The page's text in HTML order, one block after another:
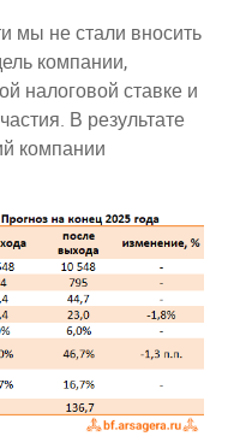
мы не стали вносить
компании,
налоговой ставке и
В результате
компании